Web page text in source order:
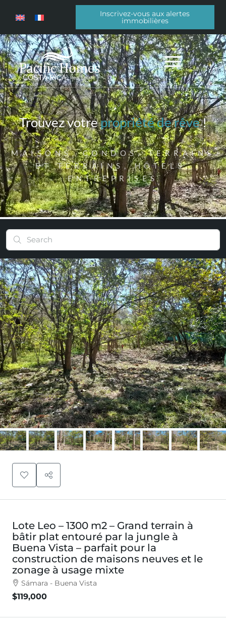
Inscrivez-vous aux alertes
immobilières
Trouvez votrepropriété de rêve!
MAISONS, CONDOS, TERRAINS
ET TERRAINS, HÔTELS,
ENTREPRISES
Lote Leo – 1300 m2 – Grand terrain à
bâtir plat entouré par la jungle à
Buena Vista – parfait pour la
construction de maisons neuves et le
zonage à usage mixte
Sámara - Buena Vista
$119,000